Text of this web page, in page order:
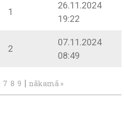
1
26.11.2024
19:22
2
07.11.2024
08:49
7 8 9 | nākamā »